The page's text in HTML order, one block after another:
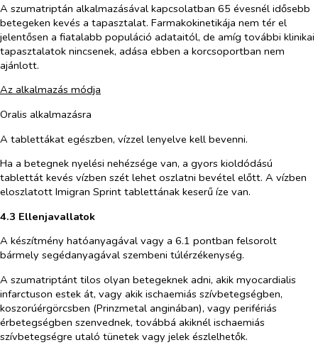
A szumatriptán alkalmazásával kapcsolatban 65 évesnél idősebb
betegeken kevés a tapasztalat. Farmakokinetikája nem tér el
jelentősen a fiatalabb populáció adataitól, de amíg további klinikai
tapasztalatok nincsenek, adása ebben a korcsoportban nem
ajánlott.
Az alkalmazás módja
Oralis alkalmazásra
A tablettákat egészben, vízzel lenyelve kell bevenni.
Ha a betegnek nyelési nehézsége van, a gyors kioldódású
tablettát kevés vízben szét lehet oszlatni bevétel előtt. A vízben
eloszlatott Imigran Sprint tablettának keserű íze van.
4.3 Ellenjavallatok
A készítmény hatóanyagával vagy a 6.1 pontban felsorolt
bármely segédanyagával szembeni túlérzékenység.
A szumatriptánt tilos olyan betegeknek adni, akik myocardialis
infarctuson estek át, vagy akik ischaemiás szívbetegségben,
koszorúérgörcsben (Prinzmetal anginában), vagy perifériás
érbetegségben szenvednek, továbbá akiknél ischaemiás
szívbetegségre utaló tünetek vagy jelek észlelhetők.